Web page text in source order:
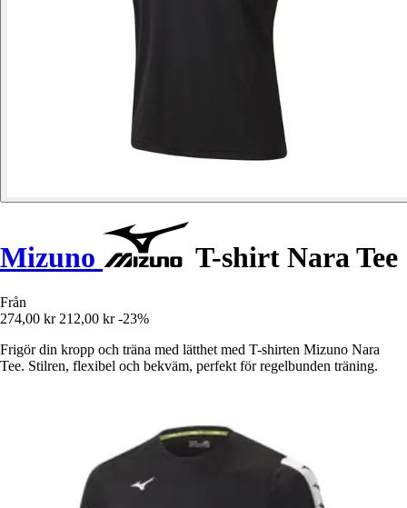
Mizuno T-shirt Nara Tee
Från
274,00 kr 212,00 kr -23%
Frigör din kropp och träna med lätthet med T-shirten Mizuno Nara
Tee. Stilren, flexibel och bekväm, perfekt för regelbunden träning.